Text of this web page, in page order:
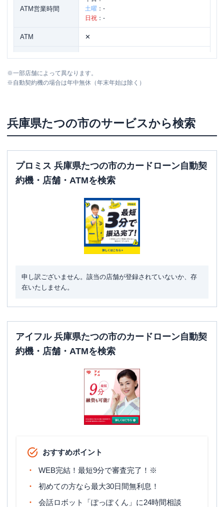
ATM営業時間
土曜 ： -
日祝 ： -
ATM ✕
住所 兵庫県たつの市龍野町堂本４９２－１
※一部店舗によって異なります。
※自動契約機の場合は年中無休（年末年始は除く）
兵庫県たつの市のサービスから検索
プロミス 兵庫県たつの市のカードローン自動契
約機・店舗・ATMを検索
申し訳ございません。該当の店舗が登録されていないか、存
在いたしません。
アイフル 兵庫県たつの市のカードローン自動契
約機・店舗・ATMを検索
おすすめポイント
WEB完結！最短9分で審査完了！※
初めての方なら最大30日間無利息！
会話ロボット「ぽっぽくん」に24時間相談